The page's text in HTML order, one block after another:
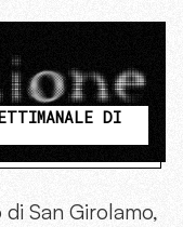
DI
San Girolamo,